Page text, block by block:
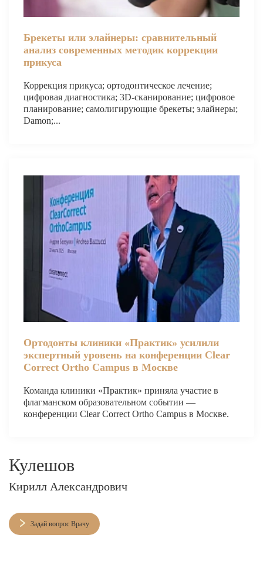
Кулешов
Кирилл Александрович
Задай вопрос Врачу
Брекеты или элайнеры: сравнительный
анализ современных методик коррекции
прикуса
Коррекция прикуса; ортодонтическое лечение;
цифровая диагностика; 3D-сканирование; цифровое
планирование; самолигирующие брекеты; элайнеры;
Damon;...
Ортодонты клиники «Практик» усилили
экспертный уровень на конференции Clear
Correct Ortho Campus в Москве
Команда клиники «Практик» приняла участие в
флагманском образовательном событии —
конференции Clear Correct Ortho Campus в Москве.